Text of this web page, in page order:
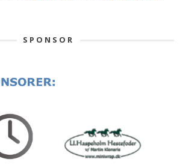
SPONSOR